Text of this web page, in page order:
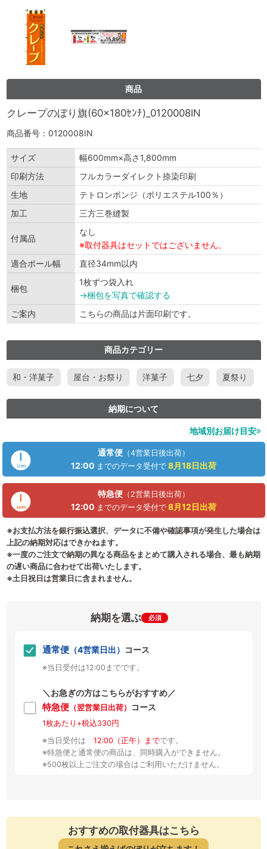
商品
クレープのぼり旗(60×180ｾﾝﾁ)_0120008IN
商品番号：0120008IN
サイズ
幅600mm×高さ1,800mm
印刷方法
フルカラーダイレクト捺染印刷
生地
テトロンポンジ（ポリエステル100％）
加工
三方三巻縫製
付属品
なし
※取付器具はセットではございません。
適合ポール幅
直径34mm以内
梱包
1枚ずつ袋入れ
→梱包を写真で確認する
ご案内
こちらの商品は片面印刷です。
商品カテゴリー
和・洋菓子 屋台・お祭り 洋菓子 七夕 夏祭り
納期について
地域別お届け目安
通常便 （4営業日後出荷）
12:00 までのデータ受付で 8月18日出荷
特急便 （2営業日後出荷）
12:00 までのデータ受付で 8月12日 出荷
※お支払方法を銀行振込選択、データに不備や確認事項が発生した場合は
上記の納期対応はできかねます。
※一度のご注文で納期の異なる商品をまとめて購入される場合、最も納期
の遅い商品に合わせて出荷いたします。
※土日祝日は営業日に含まれません。
納期を選ぶ 必須
通常便（4営業日出） コース
※当日受付は12:00までです。
＼お急ぎの方はこちらがおすすめ／
特急便 （翌営業日出荷） コース
1枚あたり+税込330円
※当日受付は 12:00（正午）までです。
※特急便と通常便の商品は、同時購入ができません。
※500枚以上ご注文の場合はご利用いただけません。
おすすめの取付器具はこちら